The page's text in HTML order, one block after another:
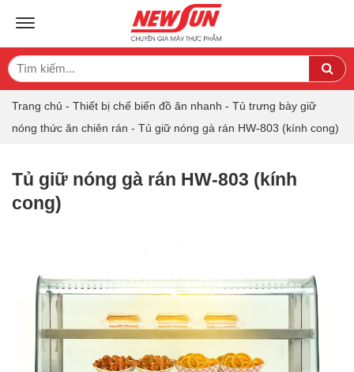
TOGGLE NAVIGATION
Search
for:
Trang chủ - Thiết bị chế biến đồ ăn nhanh - Tủ trưng bày giữ
nóng thức ăn chiên rán - Tủ giữ nóng gà rán HW-803 (kính cong)
Tủ giữ nóng gà rán HW-803 (kính
cong)